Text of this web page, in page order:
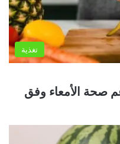
تغذية
صحة الأمعاء وفق